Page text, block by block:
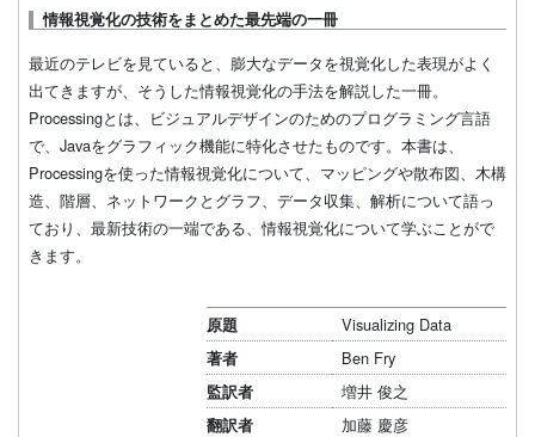
情報視覚化の技術をまとめた最先端の一冊
最近のテレビを見ていると、膨大なデータを視覚化した表現がよく
出てきますが、そうした情報視覚化の手法を解説した一冊。
Processingとは、ビジュアルデザインのためのプログラミング言語
で、Javaをグラフィック機能に特化させたものです。本書は、
Processingを使った情報視覚化について、マッピングや散布図、木構
造、階層、ネットワークとグラフ、データ収集、解析について語っ
ており、最新技術の一端である、情報視覚化について学ぶことがで
きます。
原題 Visualizing Data
著者 Ben Fry
監訳者 増井 俊之
翻訳者 加藤 慶彦